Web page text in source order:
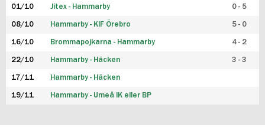
01/10 Jitex - Hammarby 0 - 5
08/10 Hammarby - KIF Örebro 5 - 0
16/10 Brommapojkarna - Hammarby 4 - 2
22/10 Hammarby - Häcken 3 - 3
17/11 Hammarby - Häcken
19/11 Hammarby - Umeå IK eller BP